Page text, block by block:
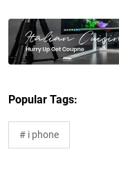
Popular Tags:
# i phone